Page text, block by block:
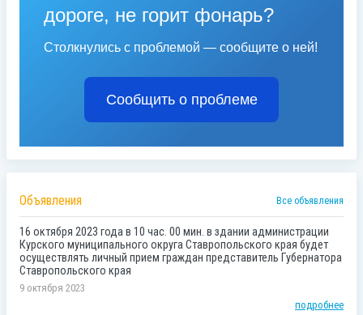
дороге, не горит фонарь?
Столкнулись с проблемой — сообщите о ней!
Сообщить о проблеме
Объявления Все объявления
16 октября 2023 года в 10 час. 00 мин. в здании администрации
Курского муниципального округа Ставропольского края будет
осуществлять личный прием граждан представитель Губернатора
Ставропольского края
9 октября 2023
подробнее